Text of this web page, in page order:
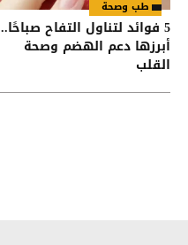
طب وصحة
5 فوائد لتناول التفاح صباحًا..
أبرزها دعم الهضم وصحة
القلب